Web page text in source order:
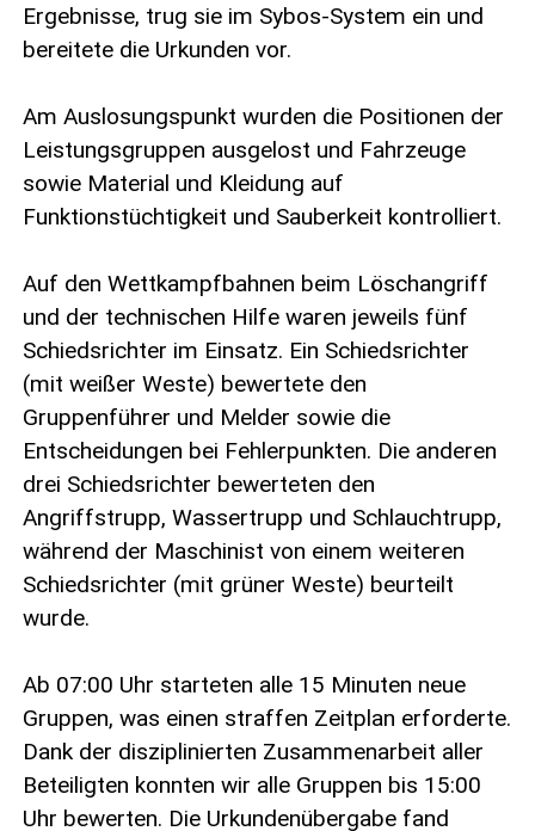
Ergebnisse, trug sie im Sybos-System ein und
bereitete die Urkunden vor.
Am Auslosungspunkt wurden die Positionen der
Leistungsgruppen ausgelost und Fahrzeuge
sowie Material und Kleidung auf
Funktionstüchtigkeit und Sauberkeit kontrolliert.
Auf den Wettkampfbahnen beim Löschangriff
und der technischen Hilfe waren jeweils fünf
Schiedsrichter im Einsatz. Ein Schiedsrichter
(mit weißer Weste) bewertete den
Gruppenführer und Melder sowie die
Entscheidungen bei Fehlerpunkten. Die anderen
drei Schiedsrichter bewerteten den
Angriffstrupp, Wassertrupp und Schlauchtrupp,
während der Maschinist von einem weiteren
Schiedsrichter (mit grüner Weste) beurteilt
wurde.
Ab 07:00 Uhr starteten alle 15 Minuten neue
Gruppen, was einen straffen Zeitplan erforderte.
Dank der disziplinierten Zusammenarbeit aller
Beteiligten konnten wir alle Gruppen bis 15:00
Uhr bewerten. Die Urkundenübergabe fand